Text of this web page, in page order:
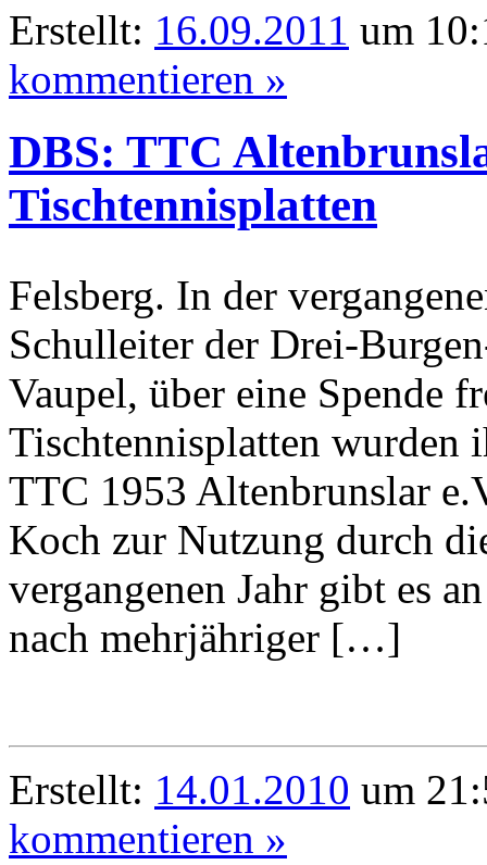
Erstellt: 16.09.2011 um
kommentieren »
DBS: TTC
Tischtennisplatten
Felsberg. In der
Schulleiter der Drei-
Vaupel, über eine Spende
Tischtennisplatten wurden
TTC 1953 Altenbrunslar
Koch zur Nutzung durch
vergangenen Jahr gibt es
nach mehrjähriger […]
Erstellt: 14.01.2010 um
kommentieren »